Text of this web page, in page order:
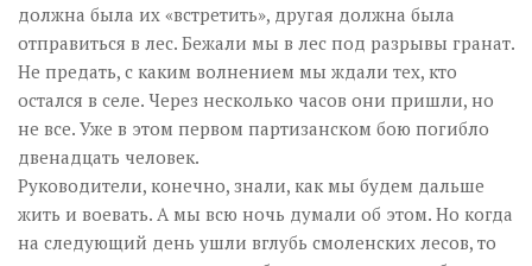
должна была их «встретить», другая должна была
отправиться в лес. Бежали мы в лес под разрывы гранат.
Не предать, с каким волнением мы ждали тех, кто
остался в селе. Через несколько часов они пришли, но
не все. Уже в этом первом партизанском бою погибло
двенадцать человек.
Руководители, конечно, знали, как мы будем дальше
жить и воевать. А мы всю ночь думали об этом. Но когда
на следующий день ушли вглубь смоленских лесов, то